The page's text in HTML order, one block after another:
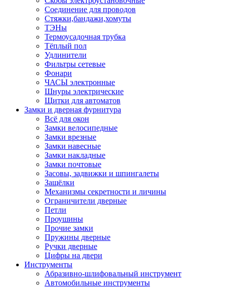
Соединение для проводов
Стяжки,бандажи,хомуты
ТЭНы
Термоусадочная трубка
Тёплый пол
Удлинители
Фильтры сетевые
Фонари
ЧАСЫ электронные
Шнуры электрические
Щитки для автоматов
Замки и дверная фурнитура
Всё для окон
Замки велосипедные
Замки врезные
Замки навесные
Замки накладные
Замки почтовые
Засовы, задвижки и шпингалеты
Защёлки
Механизмы секретности и личины
Ограничители дверные
Петли
Проушины
Прочие замки
Пружины дверные
Ручки дверные
Цифры на двери
Инструменты
Абразивно-шлифовальный инструмент
Автомобильные инструменты